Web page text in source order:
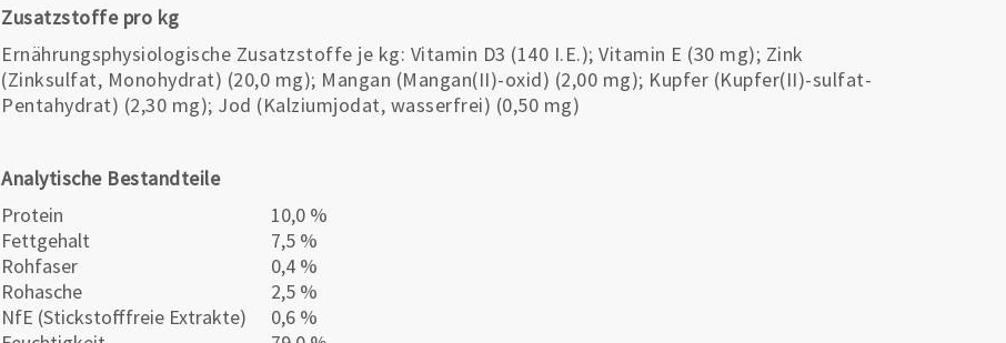
Zusatzstoffe pro kg
Ernährungsphysiologische Zusatzstoffe je kg: Vitamin D3 (140 I.E.); Vitamin E (30 mg); Zink
(Zinksulfat, Monohydrat) (20,0 mg); Mangan (Mangan(II)-oxid) (2,00 mg); Kupfer (Kupfer(II)-sulfat-
Pentahydrat) (2,30 mg); Jod (Kalziumjodat, wasserfrei) (0,50 mg)
Analytische Bestandteile
Protein
10,0 %
Fettgehalt
7,5 %
Rohfaser
0,4 %
Rohasche
2,5 %
NfE (Stickstofffreie Extrakte)
0,6 %